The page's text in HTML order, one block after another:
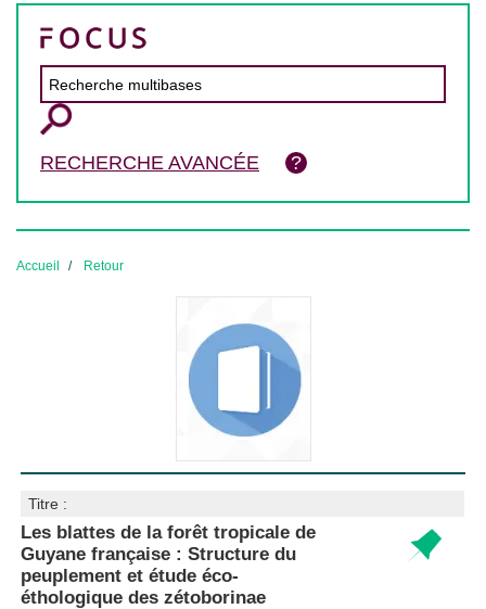
RECHERCHE AVANCÉE
Accueil Retour
Titre :
Les blattes de la forêt tropicale de
Guyane française : Structure du
peuplement et étude éco-
éthologique des zétoborinae